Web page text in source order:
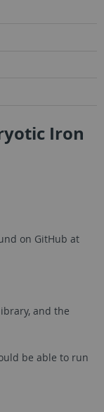
Iron
on GitHub at
and the
be able to run